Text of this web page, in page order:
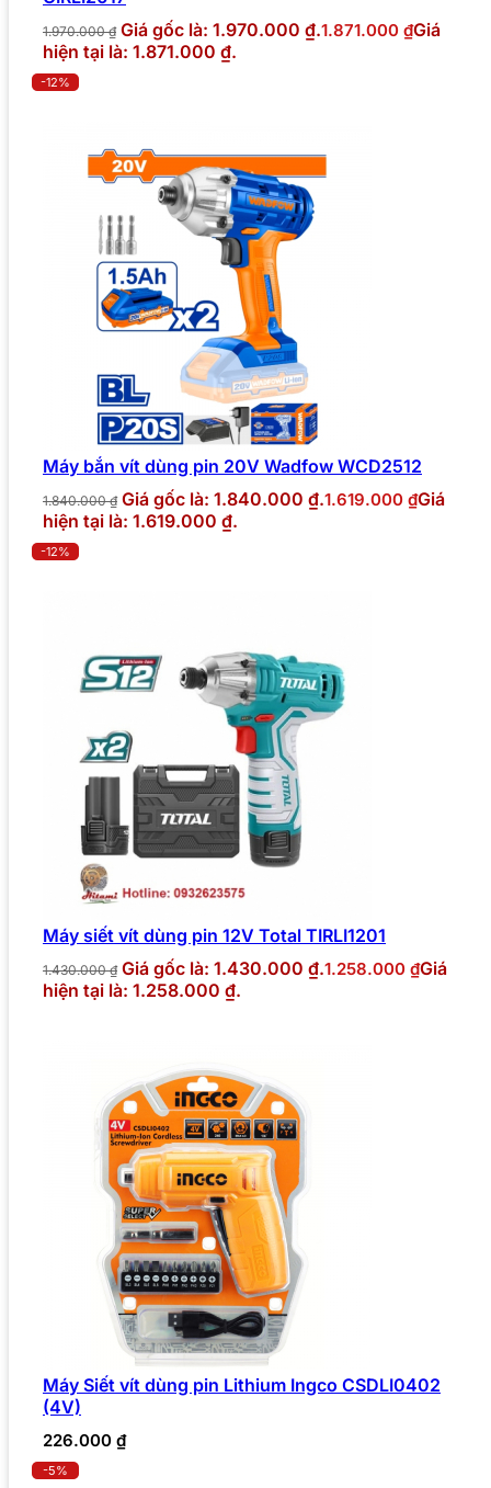
1.970.000₫ Giá gốc là: 1.970.000 ₫.1.871.000 ₫Giá
hiện tại là: 1.871.000 ₫.
-12%
Máy bắn vít dùng pin 20V Wadfow WCD2512
1.840.000₫ Giá gốc là: 1.840.000 ₫.1.619.000 ₫Giá
hiện tại là: 1.619.000 ₫.
-12%
Máy siết vít dùng pin 12V Total TIRLI1201
1.430.000₫ Giá gốc là: 1.430.000 ₫.1.258.000 ₫Giá
hiện tại là: 1.258.000 ₫.
Máy Siết vít dùng pin Lithium Ingco CSDLI0402
(4V)
226.000 ₫
-5%